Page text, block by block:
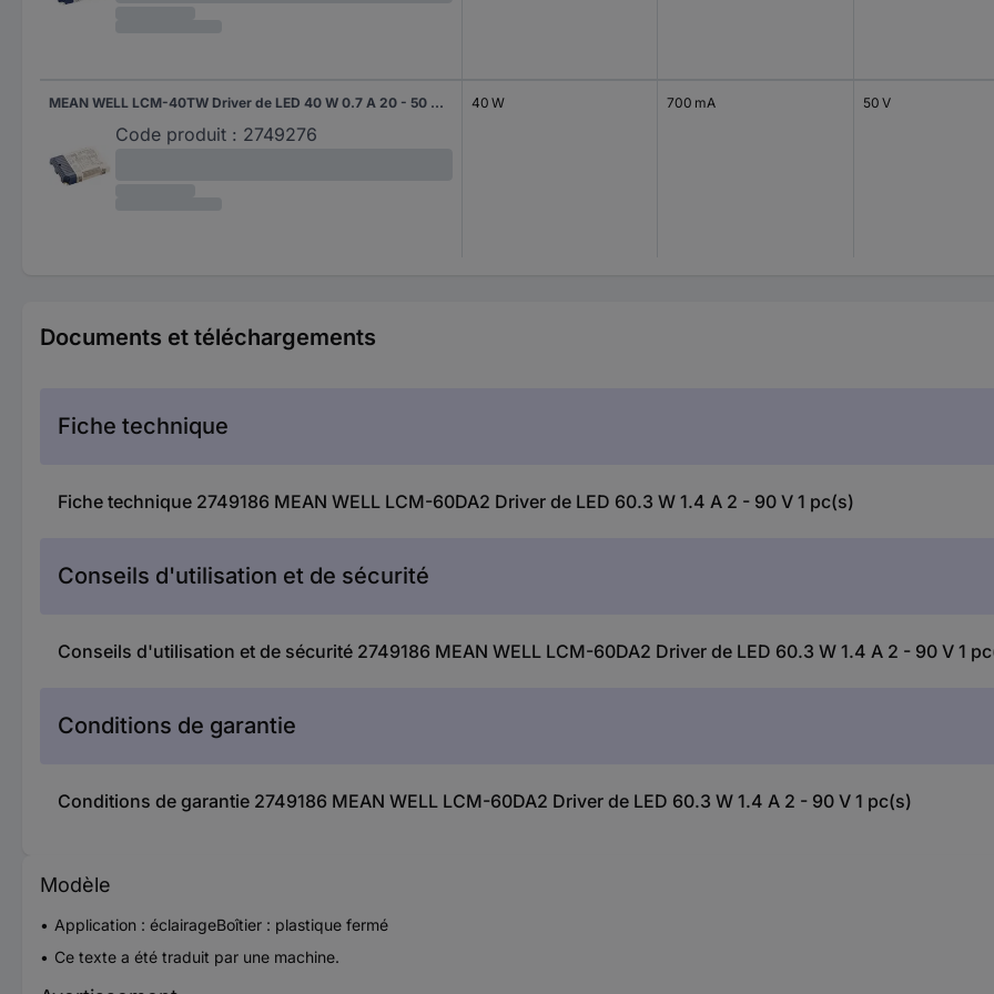
MEAN WELL LCM-40TW Driver de LED 40 W 0.7 A 20 - 50 V 1 pc(s)
Code produit : 2749276
40 W 700 mA 50 V
Documents et téléchargements
Fiche technique
Fiche technique 2749186 MEAN WELL LCM-60DA2 Driver de LED 60.3 W 1.4 A 2 - 90 V 1 pc(s)
Conseils d'utilisation et de sécurité
Conseils d'utilisation et de sécurité 2749186 MEAN WELL LCM-60DA2 Driver de LED 60.3 W 1.4 A 2 - 90 V 1
Conditions de garantie
Conditions de garantie 2749186 MEAN WELL LCM-60DA2 Driver de LED 60.3 W 1.4 A 2 - 90 V 1 pc(s)
Modèle
Application : éclairageBoîtier : plastique fermé
Ce texte a été traduit par une machine.